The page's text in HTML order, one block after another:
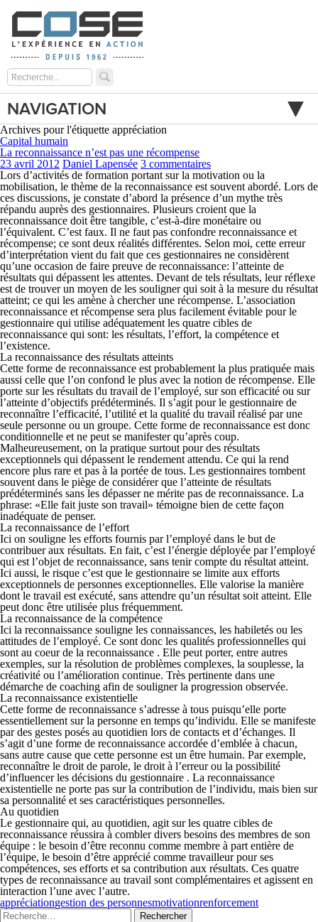
NAVIGATION
Archives pour l'étiquette appréciation
Capital humain
La reconnaissance n’est pas une récompense
23 avril 2012 Daniel Lapensée 3 commentaires
Lors d’activités de formation portant sur la motivation ou la
mobilisation, le thème de la reconnaissance est souvent abordé. Lors de
ces discussions, je constate d’abord la présence d’un mythe très
répandu auprès des gestionnaires. Plusieurs croient que la
reconnaissance doit être tangible, c’est-à-dire monétaire ou
l’équivalent. C’est faux. Il ne faut pas confondre reconnaissance et
récompense; ce sont deux réalités différentes. Selon moi, cette erreur
d’interprétation vient du fait que ces gestionnaires ne considèrent
qu’une occasion de faire preuve de reconnaissance: l’atteinte de
résultats qui dépassent les attentes. Devant de tels résultats, leur réflexe
est de trouver un moyen de les souligner qui soit à la mesure du résultat
atteint; ce qui les amène à chercher une récompense. L’association
reconnaissance et récompense sera plus facilement évitable pour le
gestionnaire qui utilise adéquatement les quatre cibles de
reconnaissance qui sont: les résultats, l’effort, la compétence et
l’existence.
La reconnaissance des résultats atteints
Cette forme de reconnaissance est probablement la plus pratiquée mais
aussi celle que l’on confond le plus avec la notion de récompense. Elle
porte sur les résultats du travail de l’employé, sur son efficacité ou sur
l’atteinte d’objectifs prédéterminés. Il s’agit pour le gestionnaire de
reconnaître l’efficacité, l’utilité et la qualité du travail réalisé par une
seule personne ou un groupe. Cette forme de reconnaissance est donc
conditionnelle et ne peut se manifester qu’après coup.
Malheureusement, on la pratique surtout pour des résultats
exceptionnels qui dépassent le rendement attendu. Ce qui la rend
encore plus rare et pas à la portée de tous. Les gestionnaires tombent
souvent dans le piège de considérer que l’atteinte de résultats
prédéterminés sans les dépasser ne mérite pas de reconnaissance. La
phrase: «Elle fait juste son travail» témoigne bien de cette façon
inadéquate de penser.
La reconnaissance de l’effort
Ici on souligne les efforts fournis par l’employé dans le but de
contribuer aux résultats. En fait, c’est l’énergie déployée par l’employé
qui est l’objet de reconnaissance, sans tenir compte du résultat atteint.
Ici aussi, le risque c’est que le gestionnaire se limite aux efforts
exceptionnels de personnes exceptionnelles. Elle valorise la manière
dont le travail est exécuté, sans attendre qu’un résultat soit atteint. Elle
peut donc être utilisée plus fréquemment.
La reconnaissance de la compétence
Ici la reconnaissance souligne les connaissances, les habiletés ou les
attitudes de l’employé. Ce sont donc les qualités professionnelles qui
sont au coeur de la reconnaissance . Elle peut porter, entre autres
exemples, sur la résolution de problèmes complexes, la souplesse, la
créativité ou l’amélioration continue. Très pertinente dans une
démarche de coaching afin de souligner la progression observée.
La reconnaissance existentielle
Cette forme de reconnaissance s’adresse à tous puisqu’elle porte
essentiellement sur la personne en temps qu’individu. Elle se manifeste
par des gestes posés au quotidien lors de contacts et d’échanges. Il
s’agit d’une forme de reconnaissance accordée d’emblée à chacun,
sans autre cause que cette personne est un être humain. Par exemple,
reconnaître le droit de parole, le droit à l’erreur ou la possibilité
d’influencer les décisions du gestionnaire . La reconnaissance
existentielle ne porte pas sur la contribution de l’individu, mais bien sur
sa personnalité et ses caractéristiques personnelles.
Au quotidien
Le gestionnaire qui, au quotidien, agit sur les quatre cibles de
reconnaissance réussira à combler divers besoins des membres de son
équipe : le besoin d’être reconnu comme membre à part entière de
l’équipe, le besoin d’être apprécié comme travailleur pour ses
compétences, ses efforts et sa contribution aux résultats. Ces quatre
types de reconnaissance au travail sont complémentaires et agissent en
interaction l’une avec l’autre.
appréciationgestion des personnesmotivationrenforcement